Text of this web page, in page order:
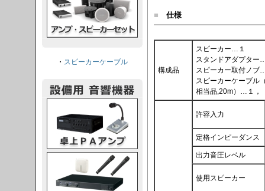
■ 仕様
構成品
スピーカー…１
スタンドアダプター
スピーカー取付ノブ
スピーカーケーブル
相当品,20m）…１，
許容入力
定格インピーダンス
出力音圧レベル
使用スピーカー
・ スピーカーケーブル